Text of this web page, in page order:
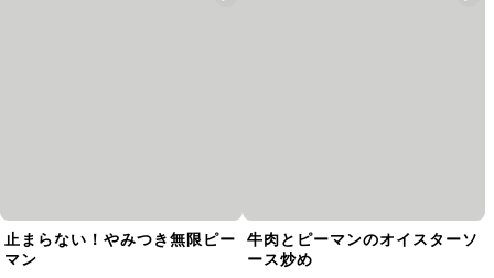
止まらない！やみつき無限ピー
マン
牛肉とピーマンのオイスターソ
ース炒め